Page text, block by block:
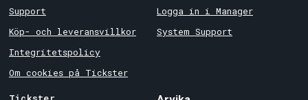
Support
Köp- och leveransvillkor
Integritetspolicy
Om cookies på Tickster
Logga in i Manager
System Support
Tickster